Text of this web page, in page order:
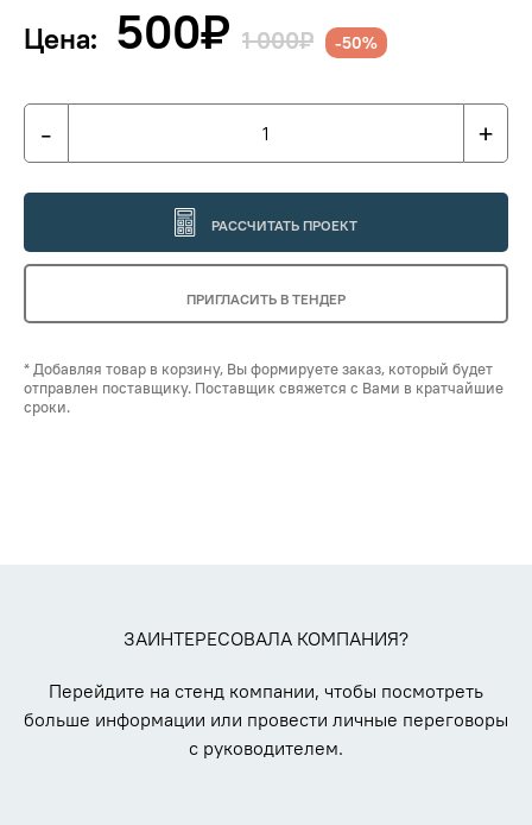
Цена: 500₽ 1 000₽ -50%
- +
РАССЧИТАТЬ ПРОЕКТ
ПРИГЛАСИТЬ В ТЕНДЕР
* Добавляя товар в корзину, Вы формируете заказ, который будет
отправлен поставщику. Поставщик свяжется с Вами в кратчайшие
сроки.
ЗАИНТЕРЕСОВАЛА КОМПАНИЯ?
Перейдите на стенд компании, чтобы посмотреть
больше информации или провести личные переговоры
с руководителем.